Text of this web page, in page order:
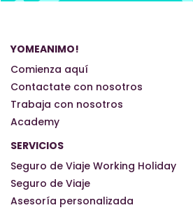
YOMEANIMO!
Comienza aquí
Contactate con nosotros
Trabaja con nosotros
Academy
SERVICIOS
Seguro de Viaje Working Holiday
Seguro de Viaje
Asesoría personalizada